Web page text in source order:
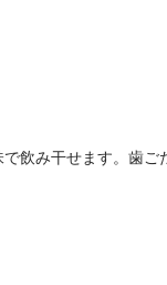
み干せます。歯